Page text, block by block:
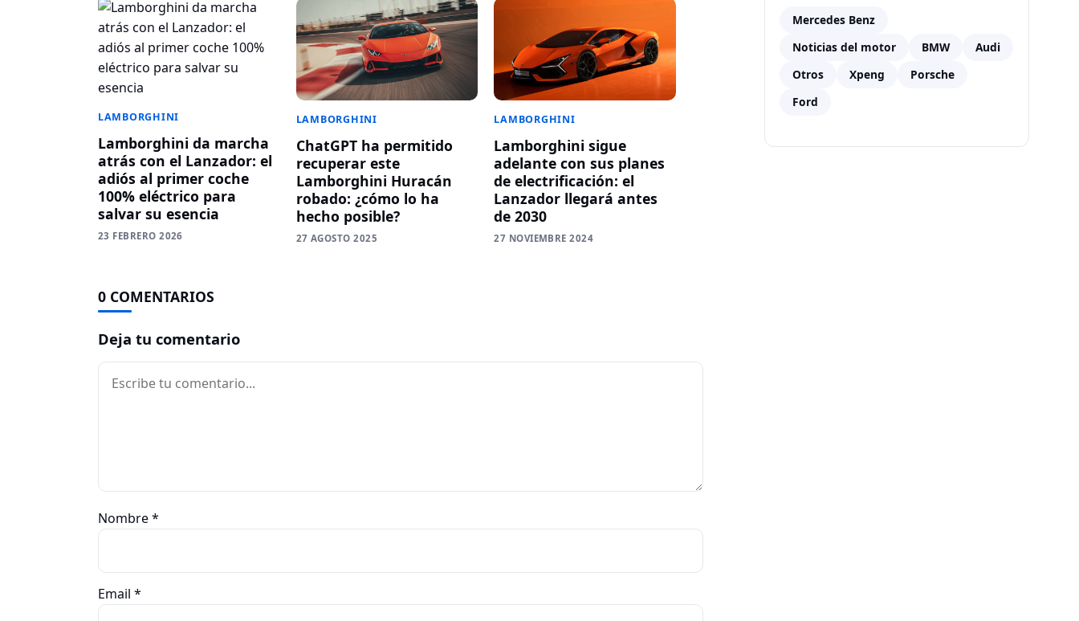
LAMBORGHINI
Lamborghini da marcha
atrás con el Lanzador: el
adiós al primer coche
100% eléctrico para
salvar su esencia
23 FEBRERO 2026
LAMBORGHINI
ChatGPT ha permitido
recuperar este
Lamborghini Huracán
robado: ¿cómo lo ha
hecho posible?
27 AGOSTO 2025
LAMBORGHINI
Lamborghini sigue
adelante con sus planes
de electrificación: el
Lanzador llegará antes
de 2030
27 NOVIEMBRE 2024
0 COMENTARIOS
Deja tu comentario
Comentario
Nombre*
Email *
Mercedes Benz
Noticias del motor
BMW
Audi
Otros
Xpeng
Porsche
Ford